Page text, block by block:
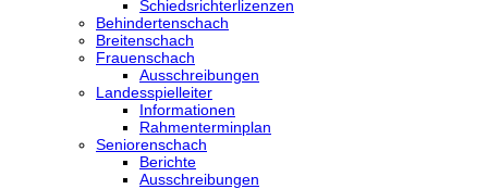
Schiedsrichterlizenzen
Behindertenschach
Breitenschach
Frauenschach
Ausschreibungen
Landesspielleiter
Informationen
Rahmenterminplan
Seniorenschach
Berichte
Ausschreibungen